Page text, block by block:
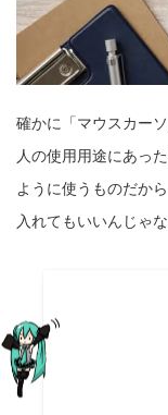
確かに「マウスカー
人の使用用途にあっ
ように使うものだか
入れてもいいんじゃ